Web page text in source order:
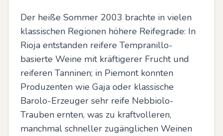
Der heiße Sommer 2003 brachte in vielen
klassischen Regionen höhere Reifegrade: In
Rioja entstanden reifere Tempranillo-
basierte Weine mit kräftigerer Frucht und
reiferen Tanninen; in Piemont konnten
Produzenten wie Gaja oder klassische
Barolo-Erzeuger sehr reife Nebbiolo-
Trauben ernten, was zu kraftvolleren,
manchmal schneller zugänglichen Weinen